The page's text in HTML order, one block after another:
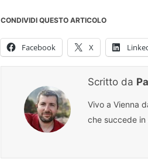
CONDIVIDI QUESTO ARTICOLO
Facebook X
Scritto da
Vivo a Vienna
che succede in